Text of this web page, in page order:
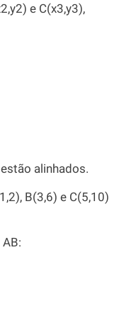
e C(x3,y3),
alinhados.
B(3,6) e C(5,10)